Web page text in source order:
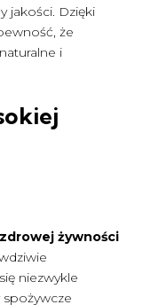
jakości. Dzięki
że
i
zdrowej żywności
niezwykle
spożywcze